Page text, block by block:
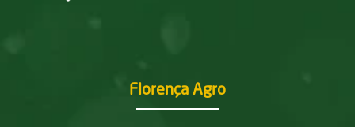
Florença Agro